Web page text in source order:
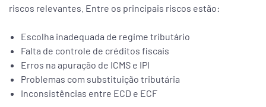
riscos relevantes. Entre os principais riscos estão:
Escolha inadequada de regime tributário
Falta de controle de créditos fiscais
Erros na apuração de ICMS e IPI
Problemas com substituição tributária
Inconsistências entre ECD e ECF